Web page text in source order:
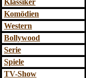
Klassiker
Komödien
Western
Bollywood
Serie
Spiele
TV-Show